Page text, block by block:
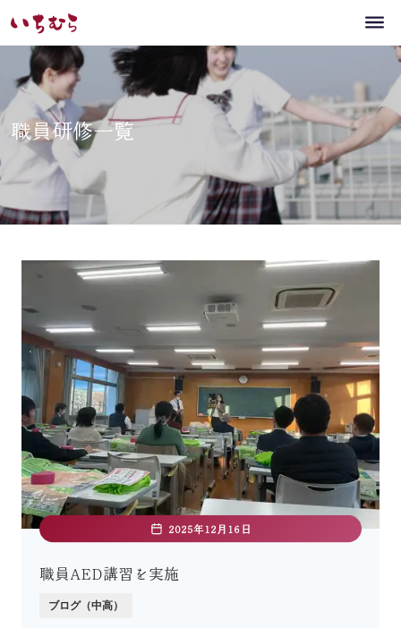
職員研修一覧
2025年12月16日
職員AED講習を実施
ブログ（中高）